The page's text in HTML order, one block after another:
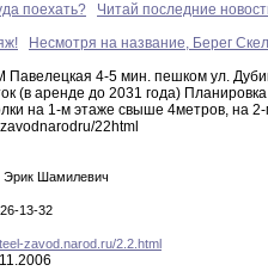
поехать?
Читай последние
Несмотря на название, Берег
Павелецкая 4-5 мин. пешком ул.
(в аренде до 2031 года)
на 1-м этаже свыше 4метров, на
narodru/22html
Эрик Шамилевич
13-32
zavod.narod.ru/2.2.html